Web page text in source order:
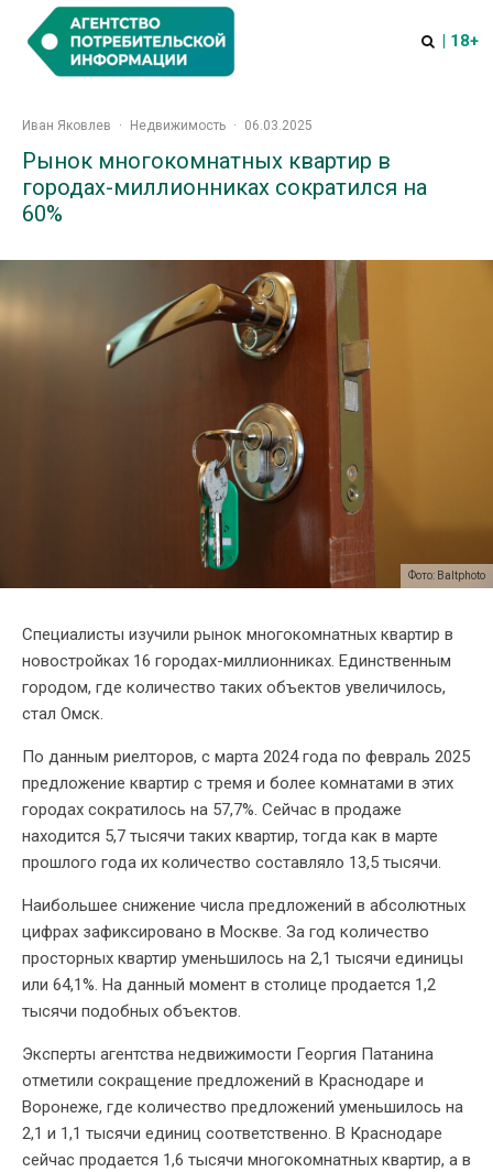
| 18+
Иван Яковлев · Недвижимость · 06.03.2025
Рынок многокомнатных квартир в
городах-миллионниках сократился на
60%
Фото: Baltphoto
Специалисты изучили рынок многокомнатных квартир в
новостройках 16 городах-миллионниках. Единственным
городом, где количество таких объектов увеличилось,
стал Омск.
По данным риелторов, с марта 2024 года по февраль 2025
предложение квартир с тремя и более комнатами в этих
городах сократилось на 57,7%. Сейчас в продаже
находится 5,7 тысячи таких квартир, тогда как в марте
прошлого года их количество составляло 13,5 тысячи.
Наибольшее снижение числа предложений в абсолютных
цифрах зафиксировано в Москве. За год количество
просторных квартир уменьшилось на 2,1 тысячи единицы
или 64,1%. На данный момент в столице продается 1,2
тысячи подобных объектов.
Эксперты агентства недвижимости Георгия Патанина
отметили сокращение предложений в Краснодаре и
Воронеже, где количество предложений уменьшилось на
2,1 и 1,1 тысячи единиц соответственно. В Краснодаре
сейчас продается 1,6 тысячи многокомнатных квартир, а в